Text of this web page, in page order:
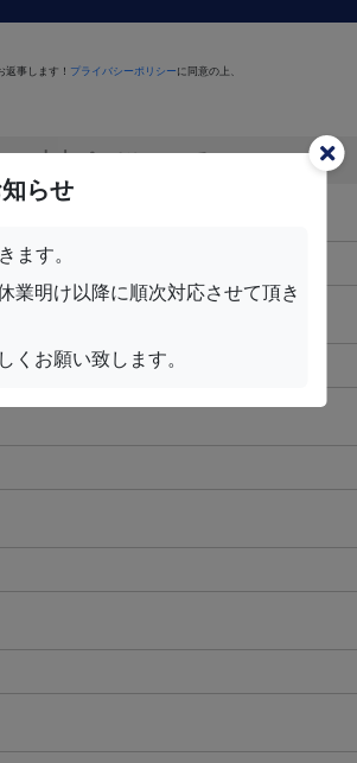
事します！ プライバシーポリシー に同意の上、
中古パーツについて
らせ
ます。
業明け以降に順次対応させて頂き
くお願い致します。